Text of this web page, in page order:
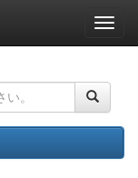
ナ
ビ
ー
ョ
ン